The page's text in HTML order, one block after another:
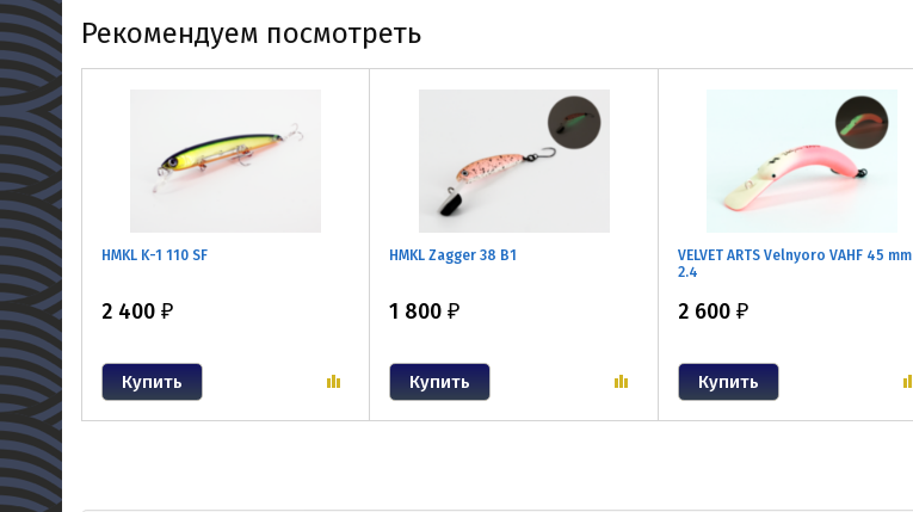
Рекомендуем посмотреть
HMKL K-1 110 SF
2 400 ₽
HMKL Zagger 38 B1
1 800₽
VELVET ARTS Velnyoro VAHF 45 mm
2.4
2 600 ₽